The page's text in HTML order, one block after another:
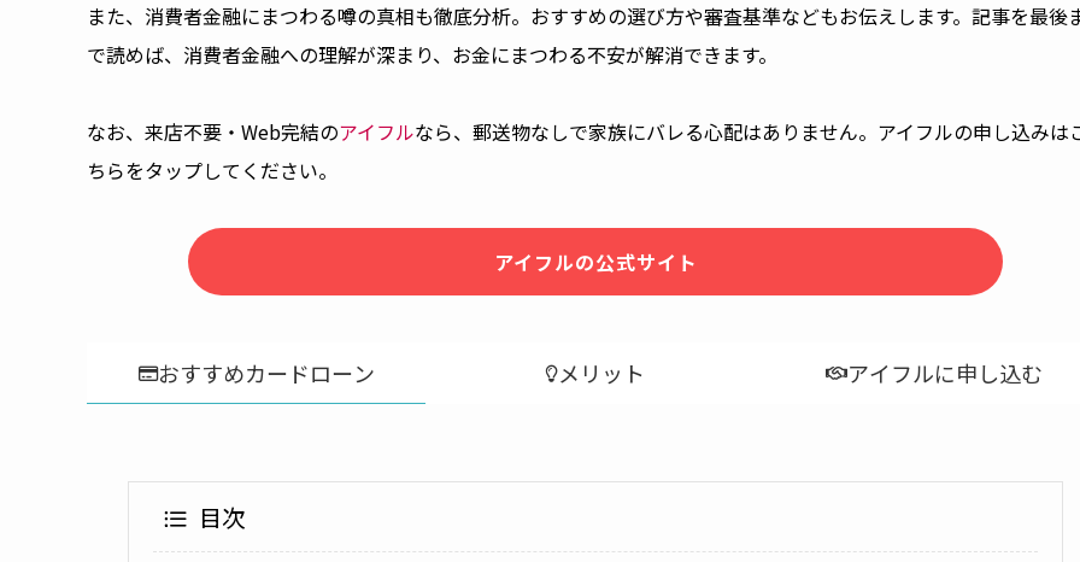
また、消費者金融にまつわる噂の真相も徹底分析。おすすめの選び方や審査基準などもお伝えします。記事を最後
で読めば、消費者金融への理解が深まり、お金にまつわる不安が解消できます。
なお、来店不要・Web完結のアイフルなら、郵送物なしで家族にバレる心配はありません。アイフルの申し込みは
ちらをタップしてください。
アイフルの公式サイト
おすすめカードローン メリット アイフルに申し込む
目次